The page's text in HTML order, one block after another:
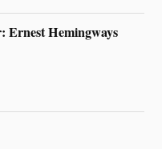
Ernest Hemingways